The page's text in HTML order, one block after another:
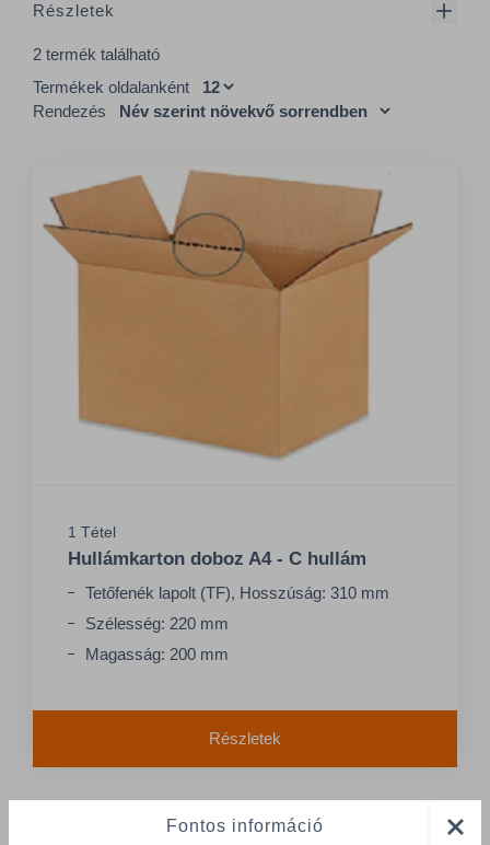
Részletek
2 termék található
Termékek oldalanként
Rendezés
1 Tétel
Hullámkarton doboz A4 - C hullám
Tetőfenék lapolt (TF), Hosszúság: 310 mm
Szélesség: 220 mm
Magasság: 200 mm
Részletek
Fontos információ